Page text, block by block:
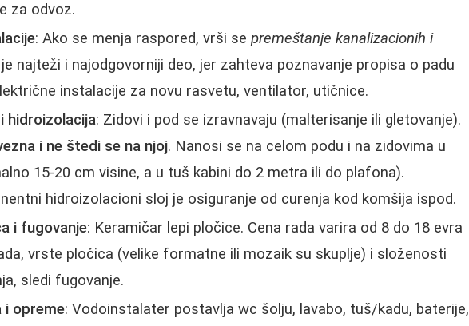
za odvoz.
: Ako se menja raspored, vrši sepremeštanje kanalizacionih i
najteži i najodgovorniji deo, jer zahteva poznavanje propisa o padu
instalacije za novu rasvetu, ventilator, utičnice.
hidroizolacija: Zidovi i pod se izravnavaju (malterisanje ili gletovanje).
i ne štedi se na njoj. Nanosi se na celom podu i na zidovima u
15-20 cm visine, a u tuš kabini do 2 metra ili do plafona).
hidroizolacioni sloj je osiguranje od curenja kod komšija ispod.
i fugovanje: Keramičar lepi pločice. Cena rada varira od 8 do 18 evra
vrste pločica (velike formatne ili mozaik su skuplje) i složenosti
sledi fugovanje.
i opreme: Vodoinstalater postavlja wc šolju, lavabo, tuš/kadu, baterije,